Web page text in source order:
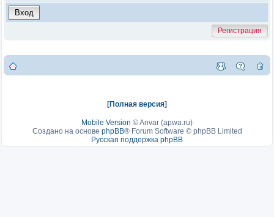
Регистрация
[Полная версия]
Mobile Version ©Anvar (apwa.ru)
Создано на основе phpBB® Forum Software © phpBB Limited
Русская поддержка phpBB